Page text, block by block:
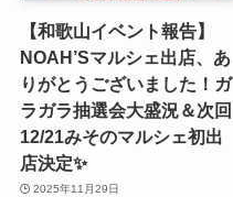
【和歌山イベント報告】
NOAH’Sマルシェ出店、あ
りがとうございました！ガ
ラガラ抽選会大盛況＆次回
12/21みそのマルシェ初出
店決定✨
2025年11月29日